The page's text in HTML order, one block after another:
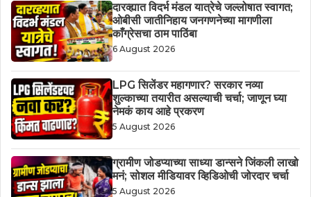
दारव्ह्यात विदर्भ मंडल यात्रेचे जल्लोषात स्वागत;
ओबीसी जातीनिहाय जनगणनेच्या मागणीला
काँग्रेसचा ठाम पाठिंबा
6 August 2026
LPG सिलेंडर महागणार? सरकार नव्या
शुल्काच्या तयारीत असल्याची चर्चा; जाणून घ्या
नेमकं काय आहे प्रकरण
5 August 2026
ग्रामीण जोडप्याच्या साध्या डान्सने जिंकली लाखो
मनं; सोशल मीडियावर व्हिडिओची जोरदार चर्चा
5 August 2026